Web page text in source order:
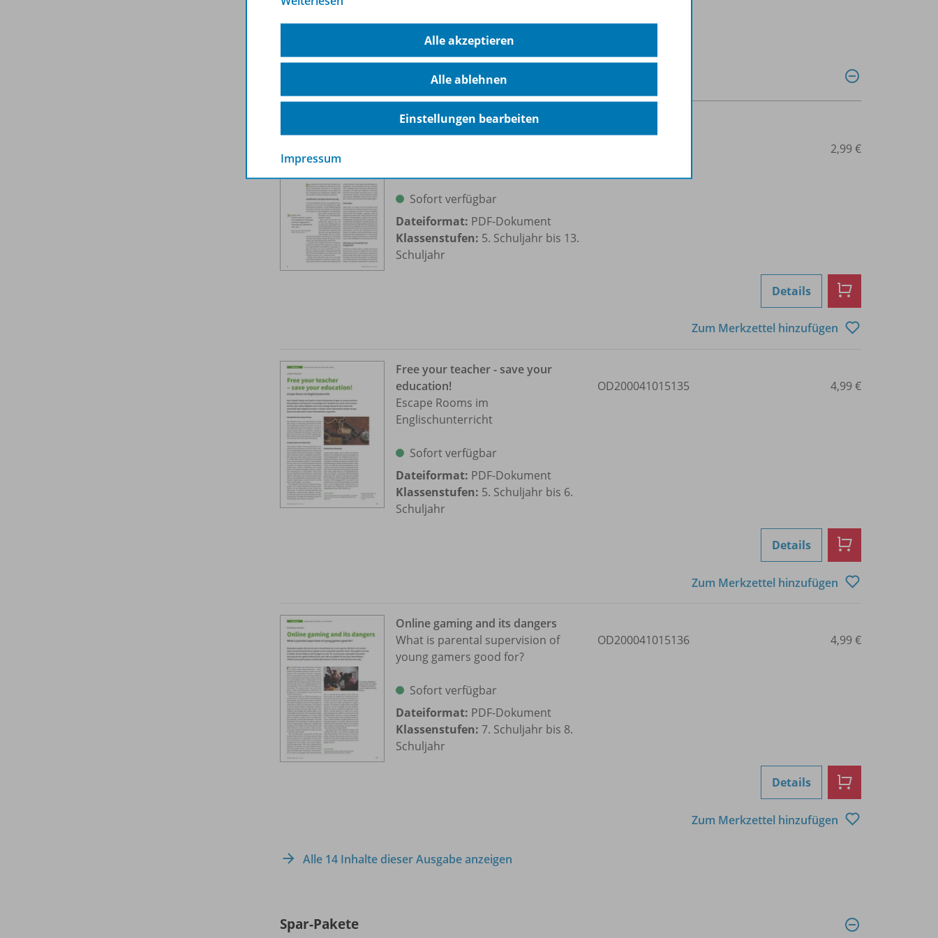
Weitere Inhalte der Ausgabe
Let fun be another word for
Sofort verfügbar
Dateiformat: PDF-Dokument
Klassenstufen: 5. Schuljahr bis 13.
Schuljahr
2,99 €
Details
Zum Merkzettel hinzufügen
Free your teacher - save your
education!
Escape Rooms im
Englischunterricht
Sofort verfügbar
Dateiformat: PDF-Dokument
Klassenstufen: 5. Schuljahr bis 6.
Schuljahr
OD200041015135 4,99 €
Details
Zum Merkzettel hinzufügen
Online gaming and its dangers
What is parental supervision of
young gamers good for?
Sofort verfügbar
Dateiformat: PDF-Dokument
Klassenstufen: 7. Schuljahr bis 8.
Schuljahr
OD200041015136 4,99 €
Details
Zum Merkzettel hinzufügen
Alle 14 Inhalte dieser Ausgabe anzeigen
Spar-Pakete
Alle akzeptieren
Alle ablehnen
Einstellungen bearbeiten
Impressum